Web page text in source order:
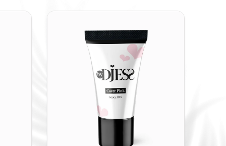
precies de juiste balans tussen stevigheid
blijft de nagel mooier en langer intact,
handen intensief gebruiken.
een strakke applicatie
wat betekent dathet product
werk je sneller, netter en met
je productiviteit direct stijgt.
acrylsystemen heeft Gelacy geen